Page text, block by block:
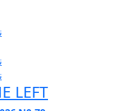
LEFT